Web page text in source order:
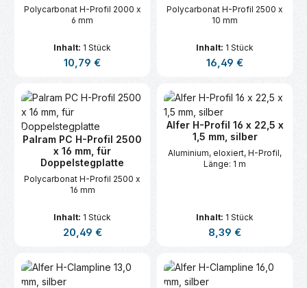
Polycarbonat H-Profil 2000 x
6 mm
Inhalt: 1 Stück
Regulärer Preis:
10,79 €
Polycarbonat H-Profil 2500 x
10 mm
Inhalt: 1 Stück
Regulärer Preis:
16,49 €
Palram PC H-Profil 2500
x 16 mm, für
Doppelstegplatte
Polycarbonat H-Profil 2500 x
16 mm
Inhalt: 1 Stück
Regulärer Preis:
20,49 €
Alfer H-Profil 16 x 22,5 x
1,5 mm, silber
Aluminium, eloxiert, H-Profil,
Länge: 1 m
Inhalt: 1 Stück
Regulärer Preis:
8,39 €